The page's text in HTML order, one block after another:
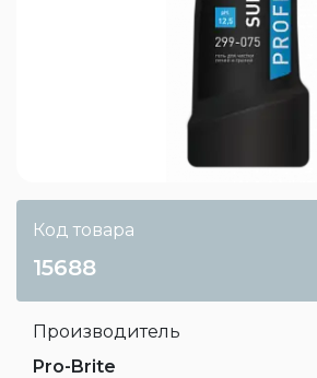
Код товара
15688
Производитель
Pro-Brite